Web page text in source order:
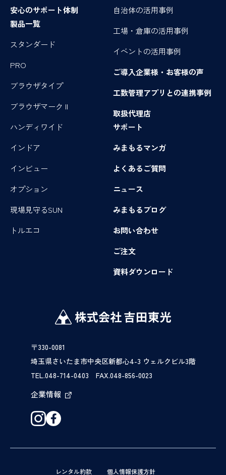
〒330-0081
埼玉県さいたま市中央区新都心4-3 ウェルクビル3階
TEL.048-714-0403 FAX.048-856-0023
企業情報
安心のサポート体制
製品一覧
スタンダード
PRO
ブラウザタイプ
ブラウザマーク II
ハンディワイド
インドア
インビュー
オプション
現場見守るSUN
トルエコ
自治体の活用事例
工場・倉庫の活用事例
イベントの活用事例
ご導入企業様・お客様の声
工数管理アプリとの連携事例
取扱代理店
サポート
みまもるマンガ
よくあるご質問
ニュース
みまもるブログ
お問い合わせ
ご注文
資料ダウンロード
レンタル約款 個人情報保護方針